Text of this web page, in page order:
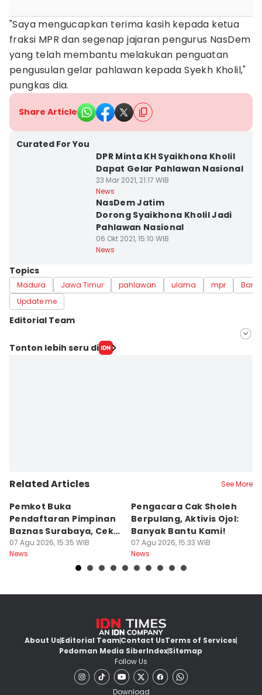
"Saya mengucapkan terima kasih kepada ketua
fraksi MPR dan segenap jajaran pengurus NasDem
yang telah membantu melakukan penguatan
pengusulan gelar pahlawan kepada Syekh Kholil,"
pungkas dia.
Share Article
Curated For You
DPR Minta KH Syaikhona Kholil
Dapat Gelar Pahlawan Nasional
23 Mar 2021, 21:17 WIB
News
NasDem Jatim
Dorong Syaikhona Kholil Jadi
Pahlawan Nasional
06 Okt 2021, 15:10 WIB
News
Topics
Madura Jawa Timur pahlawan ulama mpr
Update me
Editorial Team
Editor
Tonton lebih seru di
Related Articles See More
Pemkot Buka
Pendaftaran Pimpinan
Baznas Surabaya, Cek
Syaratnya
07 Agu 2026, 15:35 WIB
News
Pengacara Cak Sholeh
Berpulang, Aktivis Ojol:
Banyak Bantu Kami!
07 Agu 2026, 15:33 WIB
News
About UsEditorial TeamContact UsTerms of Services
Pedoman Media SiberIndexSitemap
Follow Us
Download